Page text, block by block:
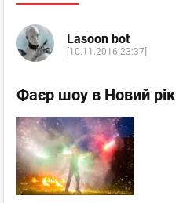
Lasoon bot
[10.11.2016 23:37]
Фаєр шоу в Новий рік